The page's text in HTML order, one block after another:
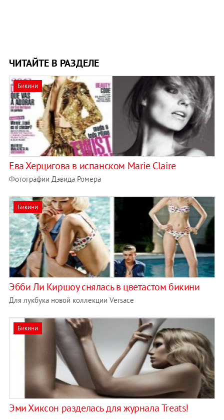
ЧИТАЙТЕ В РАЗДЕЛЕ
Бикини
Ева Херцигова в испанском Marie Claire
Фотографии Дэвида Ромера
Бикини
Эбби Ли Киршоу снялась в цветастом бикини
Для лукбука новой коллекции Versace
Бикини
Эми Хиксон разделась для журнала Treats!